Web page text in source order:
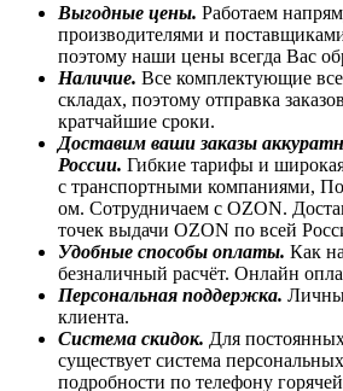
Выгодные цены. Работаем
производителями и
поэтому наши цены всегда Вас
Наличие. Все комплектующие
складах, поэтому отправка
кратчайшие сроки.
Доставим ваши заказы
России. Гибкие тарифы и
с транспортными компаниями,
ом. Сотрудничаем с OZON.
точек выдачи OZON по всей
Удобные способы оплаты. Как
безналичный расчёт. Онлайн
Персональная поддержка.
клиента.
Система скидок. Для
существует система
подробности по телефону